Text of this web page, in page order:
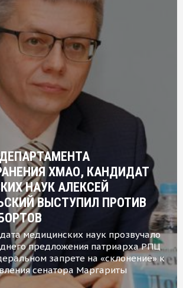
ХМАО, КАНДИДАТ
НАУК АЛЕКСЕЙ
ВЫСТУПИЛ ПРОТИВ
медицинских наук прозвучало
предложения патриарха РПЦ
запрете на «склонение» к
сенатора Маргариты